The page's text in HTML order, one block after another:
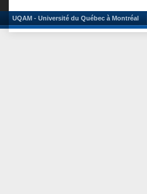
UQAM - Université du Québec à Montréal